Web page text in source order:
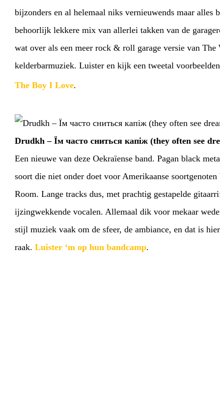
bijzonders en al helemaal niks vernieuwends maar alles
behoorlijk lekkere mix van allerlei takken van de
wat over als een meer rock & roll garage versie van The
kelderbarmuziek. Luister en kijk een tweetal
The Boy I Love.
Drudkh – Їм часто сниться капіж (they often see
Een nieuwe van deze Oekraïense band. Pagan black
soort die niet onder doet voor Amerikaanse
Room. Lange tracks dus, met prachtig gestapelde
ijzingwekkende vocalen. Allemaal dik voor mekaar
stijl muziek vaak om de sfeer, de ambiance, en dat is
raak. Luister ‘m op hun bandcamp.